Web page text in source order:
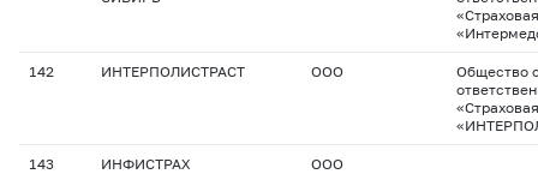
142 ИНТЕРПОЛИСТРАСТ ООО
Общество
143 ИНФИСТРАХ ООО